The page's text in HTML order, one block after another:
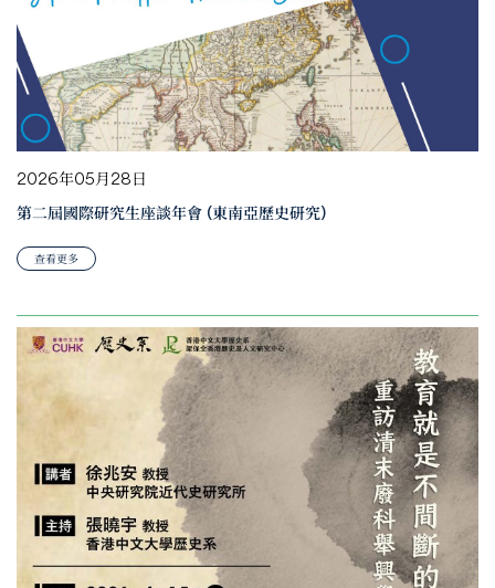
2026年05月28日
第二屆國際研究生座談年會 (東南亞歷史研究)
查看更多